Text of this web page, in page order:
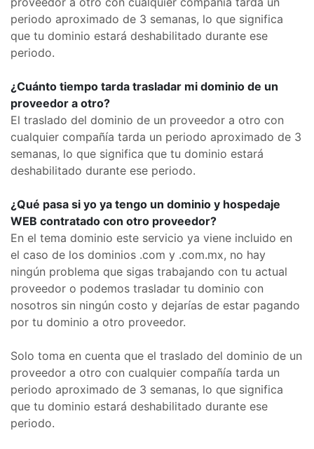
periodo aproximado de 3 semanas, lo que significa
que tu dominio estará deshabilitado durante ese
periodo.
¿Cuánto tiempo tarda trasladar mi dominio de un
proveedor a otro?
El traslado del dominio de un proveedor a otro con
cualquier compañía tarda un periodo aproximado de 3
semanas, lo que significa que tu dominio estará
deshabilitado durante ese periodo.
¿Qué pasa si yo ya tengo un dominio y hospedaje
WEB contratado con otro proveedor?
En el tema dominio este servicio ya viene incluido en
el caso de los dominios .com y .com.mx, no hay
ningún problema que sigas trabajando con tu actual
proveedor o podemos trasladar tu dominio con
nosotros sin ningún costo y dejarías de estar pagando
por tu dominio a otro proveedor.
Solo toma en cuenta que el traslado del dominio de un
proveedor a otro con cualquier compañía tarda un
periodo aproximado de 3 semanas, lo que significa
que tu dominio estará deshabilitado durante ese
periodo.